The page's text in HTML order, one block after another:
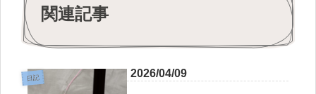
関連記事
日記 2026/04/09